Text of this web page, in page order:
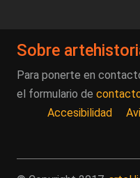
Sobre
Para ponerte en
el formulario de
Accesibilidad